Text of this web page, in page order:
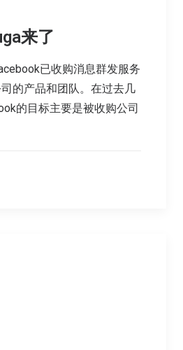
来了
已收购消息群发服务
的产品和团队。在过去几
的目标主要是被收购公司